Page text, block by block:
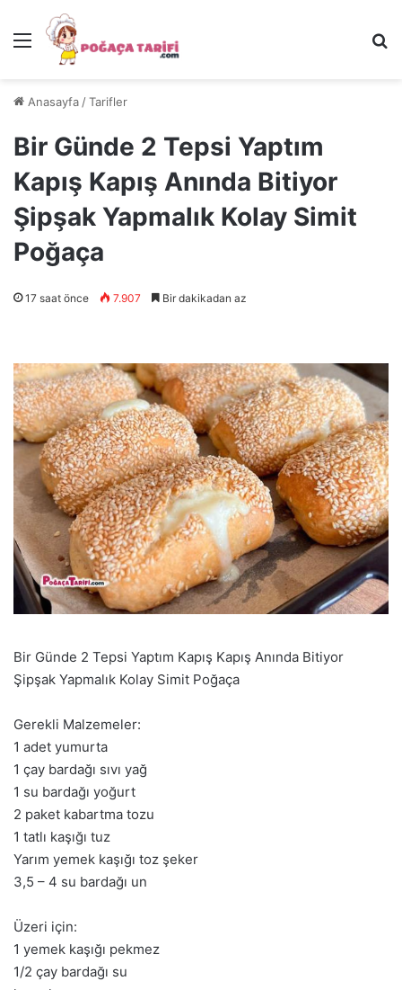
Menü
Anasayfa /Tarifler
Bir Günde 2 Tepsi Yaptım
Kapış Kapış Anında Bitiyor
Şipşak Yapmalık Kolay Simit
Poğaça
17 saat önce 7.907 Bir dakikadan az
Bir Günde 2 Tepsi Yaptım Kapış Kapış Anında Bitiyor
Şipşak Yapmalık Kolay Simit Poğaça
Gerekli Malzemeler:
1 adet yumurta
1 çay bardağı sıvı yağ
1 su bardağı yoğurt
2 paket kabartma tozu
1 tatlı kaşığı tuz
Yarım yemek kaşığı toz şeker
3,5 – 4 su bardağı un
Üzeri için:
1 yemek kaşığı pekmez
1/2 çay bardağı su